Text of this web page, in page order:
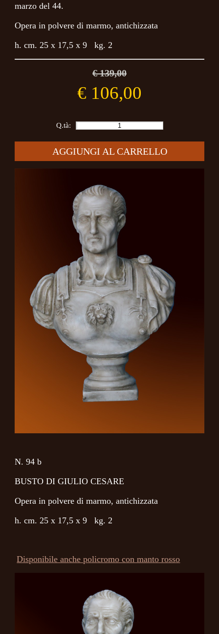
marzo del 44.
Opera in polvere di marmo, antichizzata
h. cm. 25 x 17,5 x 9 kg. 2
€ 139,00
€ 106,00
Q.tà:
AGGIUNGI AL CARRELLO
N. 94 b
BUSTO DI GIULIO CESARE
Opera in polvere di marmo, antichizzata
h. cm. 25 x 17,5 x 9 kg. 2
Disponibile anche policromo con manto rosso